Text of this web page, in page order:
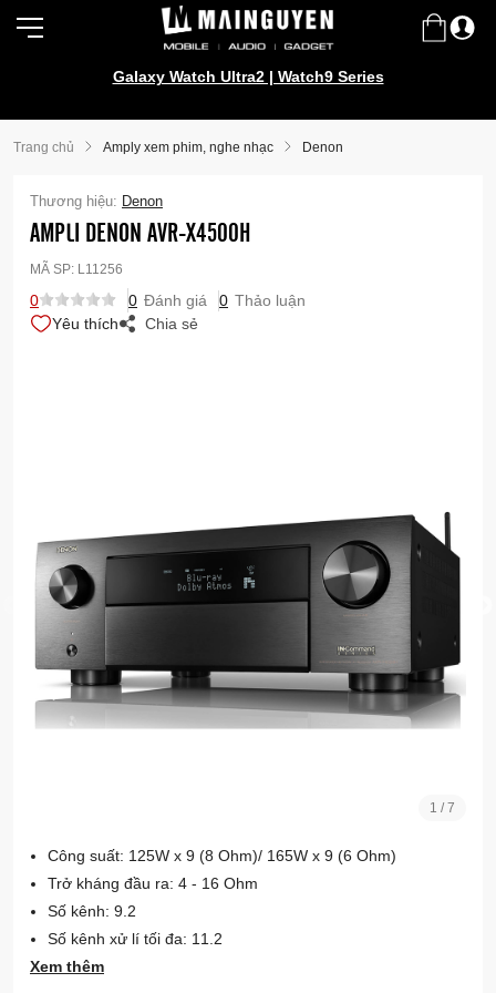
Galaxy Watch Ultra2 | Watch9 Series
Trang chủ Amply xem phim, nghe nhạc Denon
Thương hiệu: Denon
AMPLI DENON AVR-X4500H
MÃ SP: L11256
0 0 Đánh giá 0 Thảo luận
Yêu thích
Chia sẻ
1 /7
Công suất: 125W x 9 (8 Ohm)/ 165W x 9 (6 Ohm)
Trở kháng đầu ra: 4 - 16 Ohm
Số kênh: 9.2
Số kênh xử lí tối đa: 11.2
Độ nhạy đầu vào: 200 mV
Xem thêm